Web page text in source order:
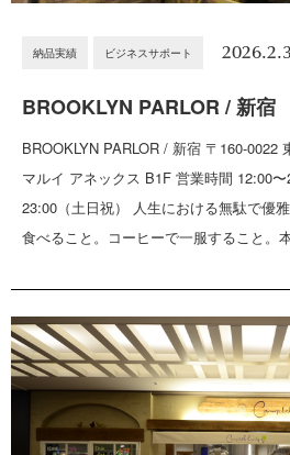
納品実績 ビジネスサポート 2026.2.3
BROOKLYN PARLOR / 新宿
BROOKLYN PARLOR / 新宿 〒160-0022
マルイ アネックス B1F 営業時間 12:00
23:00（土日祝） 人生における無駄で優
食べること。コーヒーで一服すること。